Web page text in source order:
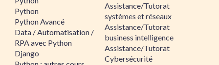
Python
Python Avancé
Data / Automatisation /
RPA avec Python
Django
Assistance/Tutorat
systèmes et réseaux
Assistance/Tutorat
business intelligence
Assistance/Tutorat
Cybersécurité